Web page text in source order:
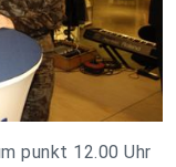
punkt 12.00 Uhr